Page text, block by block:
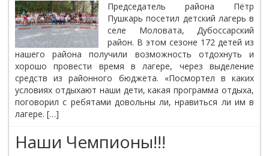
Председатель района Пётр
Пушкарь посетил детский лагерь в
селе Моловата, Дубоссарский
район. В этом сезоне 172 детей из
нашего района получили возможность отдохнуть и
хорошо провести время в лагере, через выделение
средств из районного бюджета. «Посмортел в каких
условиях отдыхают наши дети, какая программа отдыха,
поговорил с ребятами довольны ли, нравиться ли им в
лагере. […]
Наши Чемпионы!!!